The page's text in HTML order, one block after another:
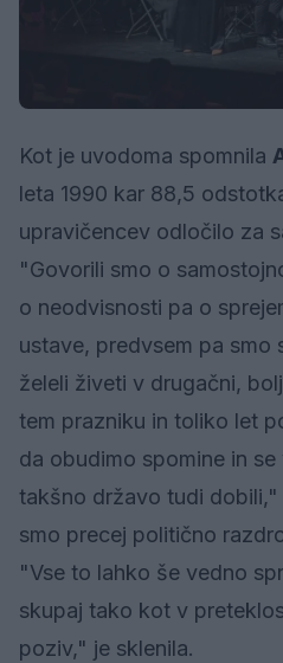
Kot je uvodoma spomnila
leta 1990 kar 88,5
upravičencev odločilo za
"Govorili smo o
o neodvisnosti pa o
ustave, predvsem pa smo
želeli živeti v drugačni,
tem prazniku in toliko let
da obudimo spomine in
takšno državo tudi dobili,"
smo precej politično
"Vse to lahko še vedno
skupaj tako kot v
poziv," je sklenila.